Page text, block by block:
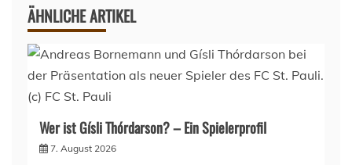
ÄHNLICHE ARTIKEL
Wer ist Gísli Thórdarson? – Ein Spielerprofil
7. August 2026